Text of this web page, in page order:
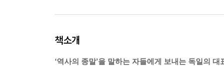
책소개
‘역사의 종말’을 말하는 자들에게 보내는 독일의